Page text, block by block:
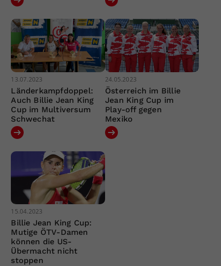
13.07.2023
Länderkampfdoppel:
Auch Billie Jean King
Cup im Multiversum
Schwechat
24.05.2023
Österreich im Billie
Jean King Cup im
Play-off gegen
Mexiko
15.04.2023
Billie Jean King Cup:
Mutige ÖTV-Damen
können die US-
Übermacht nicht
stoppen